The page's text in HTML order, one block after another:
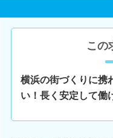
この
横浜の街づくりに携
い！長く安定して